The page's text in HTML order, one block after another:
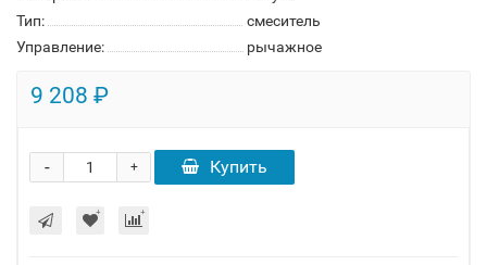
Тип:
смеситель
Управление:
рычажное
9 208 ₽
+
- Купить